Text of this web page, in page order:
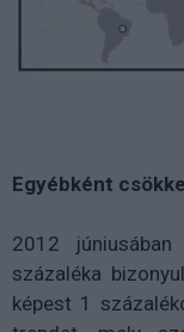
Egyébként
2012
százaléka
képest 1